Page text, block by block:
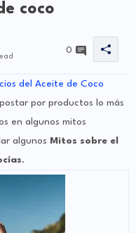
coco
0
del Aceite de Coco
por productos lo más
en algunos mitos
algunos Mitos sobre el
.